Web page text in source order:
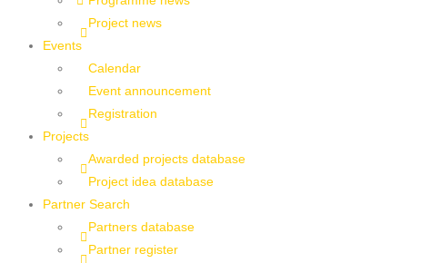
Project news
Events
Calendar
Event announcement
Registration
Projects
Awarded projects database
Project idea database
Partner Search
Partners database
Partner register